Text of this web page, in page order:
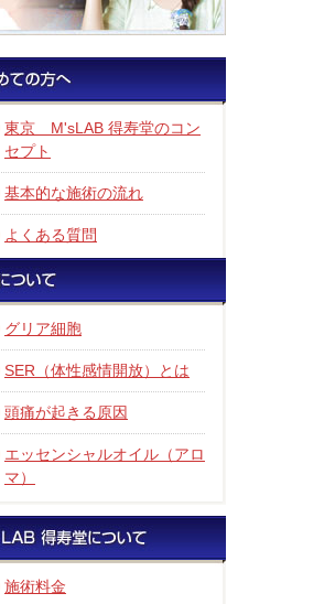
東京 M'sLAB 得寿堂のコン
セプト
基本的な施術の流れ
よくある質問
グリア細胞
SER（体性感情開放）とは
頭痛が起きる原因
エッセンシャルオイル（アロ
マ）
施術料金